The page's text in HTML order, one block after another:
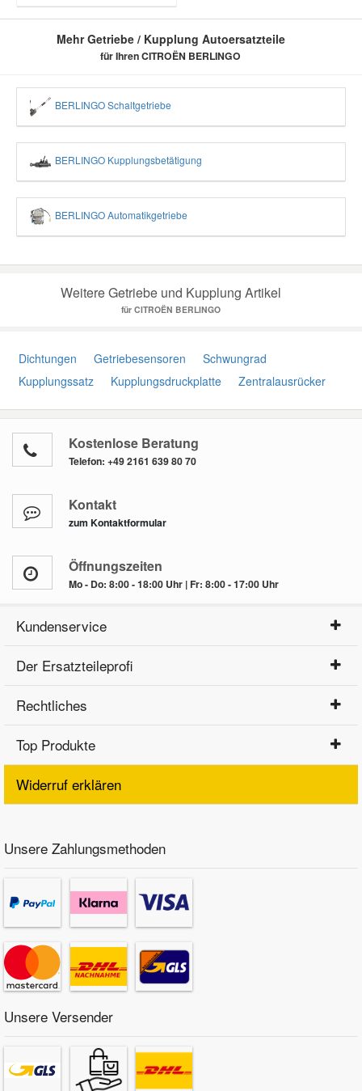
Mehr Getriebe / Kupplung Autoersatzteile
für Ihren CITROËN BERLINGO
BERLINGO Schaltgetriebe
BERLINGO Kupplungsbetätigung
BERLINGO Automatikgetriebe
Weitere Getriebe und Kupplung Artikel
für CITROËN BERLINGO
Dichtungen Getriebesensoren
Schwungrad
Kupplungssatz
Kupplungsdruckplatte Zentralausrücker
Kostenlose Beratung
Telefon: +49 2161 639 80 70
Kontakt
zum Kontaktformular
Öffnungszeiten
Mo - Do: 8:00 - 18:00 Uhr | Fr: 8:00 - 17:00 Uhr
Kundenservice
Der Ersatzteileprofi
Rechtliches
Top Produkte
Widerruf erklären
Unsere Zahlungsmethoden
Unsere Versender